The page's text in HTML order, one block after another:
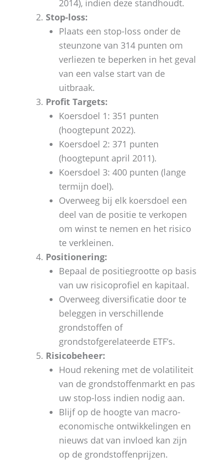
2014), indien deze standhoudt.
Stop-loss:
Plaats een stop-loss onder de
steunzone van 314 punten om
verliezen te beperken in het geval
van een valse start van de
uitbraak.
Profit Targets:
Koersdoel 1: 351 punten
(hoogtepunt 2022).
Koersdoel 2: 371 punten
(hoogtepunt april 2011).
Koersdoel 3: 400 punten (lange
termijn doel).
Overweeg bij elk koersdoel een
deel van de positie te verkopen
om winst te nemen en het risico
te verkleinen.
Positionering:
Bepaal de positiegrootte op basis
van uw risicoprofiel en kapitaal.
Overweeg diversificatie door te
beleggen in verschillende
grondstoffen of
grondstofgerelateerde ETF’s.
Risicobeheer:
Houd rekening met de volatiliteit
van de grondstoffenmarkt en pas
uw stop-loss indien nodig aan.
Blijf op de hoogte van macro-
economische ontwikkelingen en
nieuws dat van invloed kan zijn
op de grondstoffenprijzen.